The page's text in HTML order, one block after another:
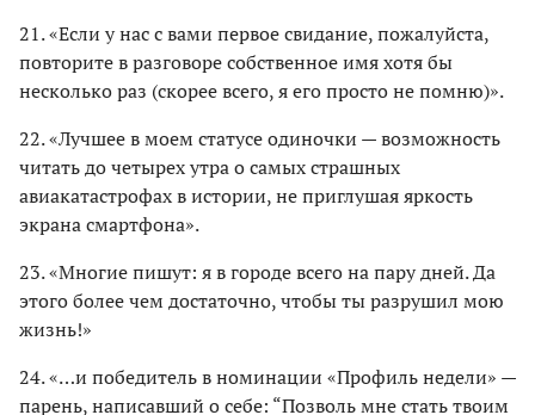
21. «Если у нас с вами первое свидание, пожалуйста,
повторите в разговоре собственное имя хотя бы
несколько раз (скорее всего, я его просто не помню)».
22. «Лучшее в моем статусе одиночки — возможность
читать до четырех утра о самых страшных
авиакатастрофах в истории, не приглушая яркость
экрана смартфона».
23. «Многие пишут: я в городе всего на пару дней. Да
этого более чем достаточно, чтобы ты разрушил мою
жизнь!»
24. «…и победитель в номинации «Профиль недели» —
парень, написавший о себе: “Позволь мне стать твоим